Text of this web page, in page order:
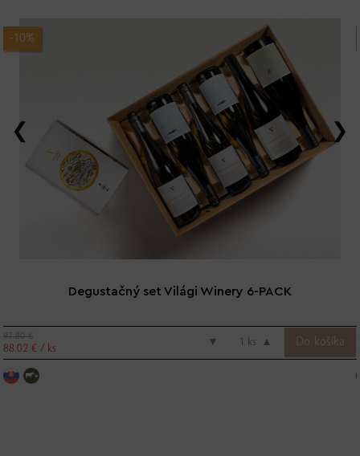
-10%
Degustačný set Világi Winery 6-PACK
97.80 €
88.02 € / ks
▼ ks ▲